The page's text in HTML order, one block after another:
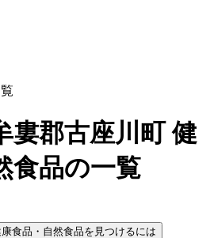
婁郡古座川町 健
食品の一覧
食品・自然食品を見つけるには